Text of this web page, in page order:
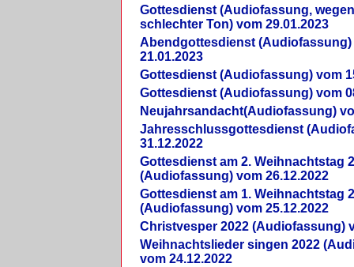
Gottesdienst (Audiofassung,
schlechter Ton) vom 29.01.2023
Abendgottesdienst (Audiofassung)
21.01.2023
Gottesdienst (Audiofassung) vom
Gottesdienst (Audiofassung) vom
Neujahrsandacht(Audiofassung)
Jahresschlussgottesdienst
31.12.2022
Gottesdienst am 2. Weihnachtstag
(Audiofassung) vom 26.12.2022
Gottesdienst am 1. Weihnachtstag
(Audiofassung) vom 25.12.2022
Christvesper 2022 (Audiofassung)
Weihnachtslieder singen 2022
vom 24.12.2022